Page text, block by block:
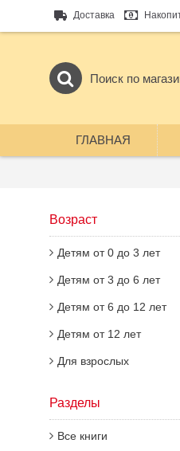
Доставка
ГЛАВНАЯ
Возраст
Детям от 0 до 3 лет
Детям от 3 до 6 лет
Детям от 6 до 12 лет
Детям от 12 лет
Для взрослых
Разделы
Все книги